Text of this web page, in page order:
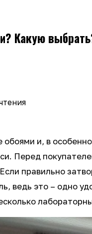
Какую
и, в
Перед
правильно
ведь это – одно